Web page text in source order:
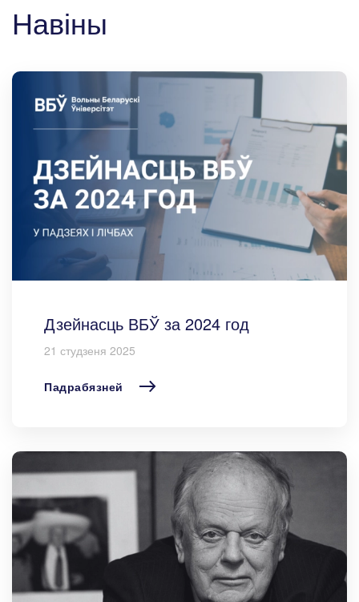
Навіны
Дзейнасць ВБЎ за 2024 год
21 студзеня 2025
Падрабязней